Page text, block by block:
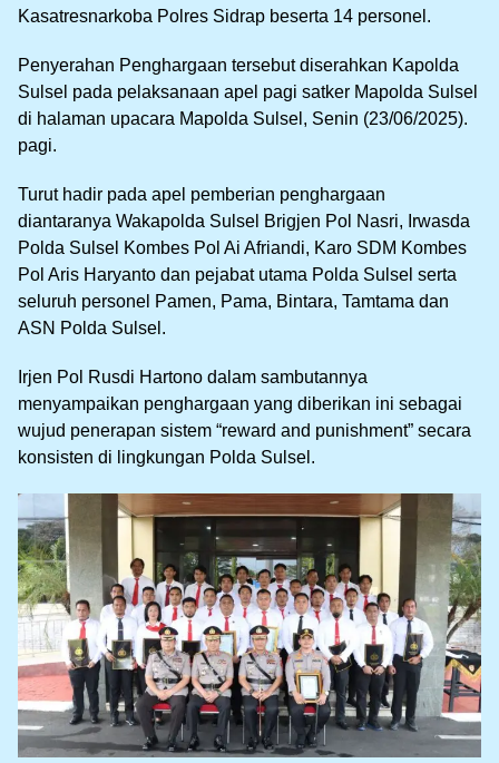
Kasatresnarkoba Polres Sidrap beserta 14 personel.
Penyerahan Penghargaan tersebut diserahkan Kapolda
Sulsel pada pelaksanaan apel pagi satker Mapolda Sulsel
di halaman upacara Mapolda Sulsel, Senin (23/06/2025).
pagi.
Turut hadir pada apel pemberian penghargaan
diantaranya Wakapolda Sulsel Brigjen Pol Nasri, Irwasda
Polda Sulsel Kombes Pol Ai Afriandi, Karo SDM Kombes
Pol Aris Haryanto dan pejabat utama Polda Sulsel serta
seluruh personel Pamen, Pama, Bintara, Tamtama dan
ASN Polda Sulsel.
Irjen Pol Rusdi Hartono dalam sambutannya
menyampaikan penghargaan yang diberikan ini sebagai
wujud penerapan sistem “reward and punishment” secara
konsisten di lingkungan Polda Sulsel.